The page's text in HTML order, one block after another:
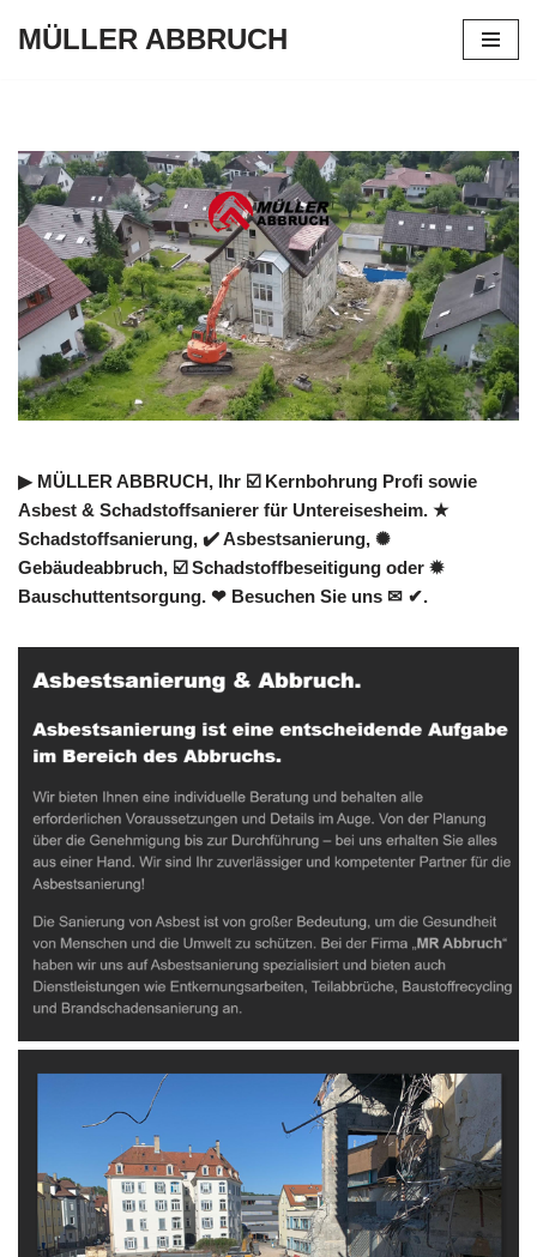
MÜLLER ABBRUCH
▶︎ MÜLLER ABBRUCH, Ihr ☑️ Kernbohrung Profi sowie
Asbest & Schadstoffsanierer für Untereisesheim. ★
Schadstoffsanierung, ✔️ Asbestsanierung, ✺
Gebäudeabbruch, ☑️ Schadstoffbeseitigung oder ✹
Bauschuttentsorgung. ❤ Besuchen Sie uns ✉ ✔.